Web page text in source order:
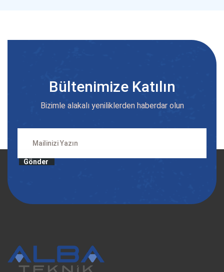
Bültenimize Katılın
Bizimle alakalı yeniliklerden haberdar olun
Gönder